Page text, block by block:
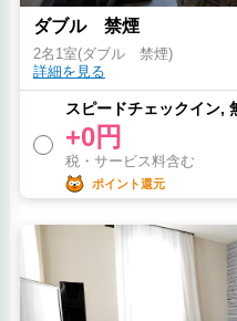
ダブル 禁煙
2名1室(ダブル 禁煙)
詳細を見る
スピードチェックイン,
+0円
税・サービス料含む
ポイント還元